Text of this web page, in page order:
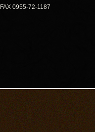
FAX 0955-72-1187